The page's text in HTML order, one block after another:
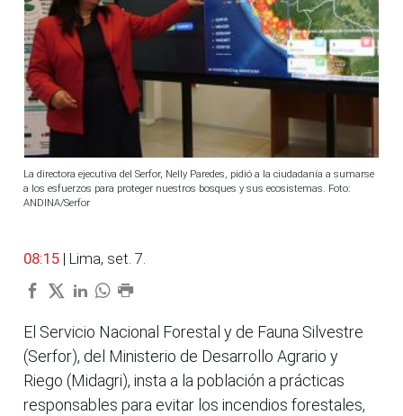
La directora ejecutiva del Serfor, Nelly Paredes, pidió a la ciudadanía a sumarse
a los esfuerzos para proteger nuestros bosques y sus ecosistemas. Foto:
ANDINA/Serfor
08:15 | Lima, set. 7.
El Servicio Nacional Forestal y de Fauna Silvestre
(Serfor), del Ministerio de Desarrollo Agrario y
Riego (Midagri), insta a la población a prácticas
responsables para evitar los incendios forestales,